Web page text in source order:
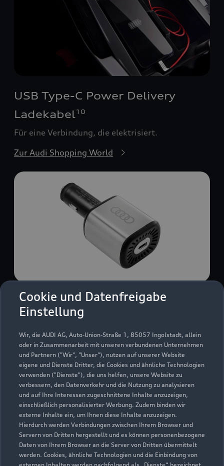
Cookie und Datenfreigabe
Einstellung
Wir, die AUDI AG, Auto-Union-Straße 1, 85057 Ingolstadt, allein
oder in Zusammenarbeit mit unseren verbundenen Unternehmen
und Partnern ("Wir", "Unser"), nutzen auf unserer Website
eigene und Dienste Dritter, die Cookies und ähnliche Technologien
verwenden ("Dienste"), die uns helfen, unsere Website zu
verbessern, den Datenverkehr und die Nutzung zu analysieren
und auf Ihre Interessen zugeschnittene Inhalte anzuzeigen,
einschließlich personalisierter Werbung. Zudem binden wir
externe Inhalte ein, um Ihnen diese Inhalte anzuzeigen.
Hierdurch werden Verbindungen zwischen Ihrem Browser und
Servern von Dritten hergestellt und es können personenbezogene
Daten von Ihrem Browser an die Server von Dritten übermittelt
werden. Cookies, ähnliche Technologien und die Einbindung von
USB Type-C Power Delivery
Ladekabel10
Für eine Verbindung, die elektrisiert.
Zur Audi Shopping World
USB Power-Ladegerät
USB Power-Ladegerät für schnelles und
komfortables Laden von Mobiltelefonen, Tablets
oder Laptops.
Zur Audi Shopping World